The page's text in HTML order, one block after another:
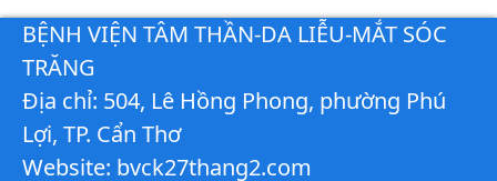
BỆNH VIỆN TÂM THẦN-DA LIỄU-MẮT SÓC
TRĂNG
Địa chỉ: 504, Lê Hồng Phong, phường Phú
Lợi, TP. Cẩn Thơ
Website: bvck27thang2.com